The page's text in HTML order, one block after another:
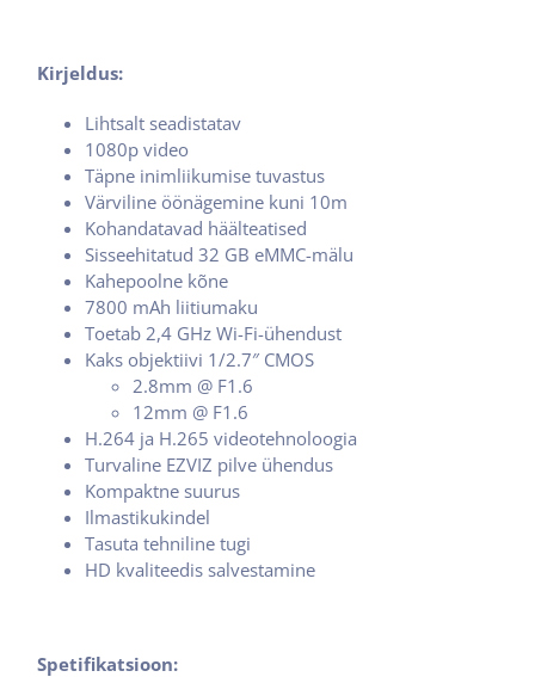
Kirjeldus:
Lihtsalt seadistatav
1080p video
Täpne inimliikumise tuvastus
Värviline öönägemine kuni 10m
Kohandatavad häälteatised
Sisseehitatud 32 GB eMMC-mälu
Kahepoolne kõne
7800 mAh liitiumaku
Toetab 2,4 GHz Wi-Fi-ühendust
Kaks objektiivi 1/2.7″ CMOS
2.8mm @ F1.6
12mm @ F1.6
H.264 ja H.265 videotehnoloogia
Turvaline EZVIZ pilve ühendus
Kompaktne suurus
Ilmastikukindel
Tasuta tehniline tugi
HD kvaliteedis salvestamine
Spetifikatsioon: